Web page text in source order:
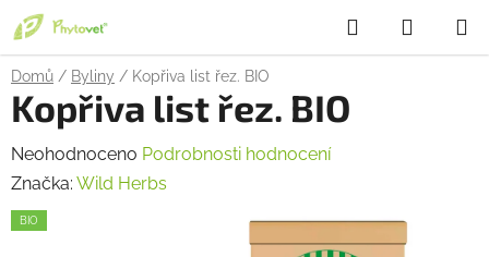
Přejít
na
obsah
Hledat
KOŠÍK
Domů / Byliny / Kopřiva list řez. BIO
Kopřiva list řez. BIO
Průměrné
hodnocení
produktu
Neohodnoceno Podrobnosti hodnocení
Značka: Wild Herbs
BIO